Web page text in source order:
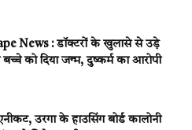
News : डॉक्टरों के खुलासे से उड़े
को दिया जन्म, दुष्कर्म का आरोपी
उरगा के हाउसिंग बोर्ड कालोनी